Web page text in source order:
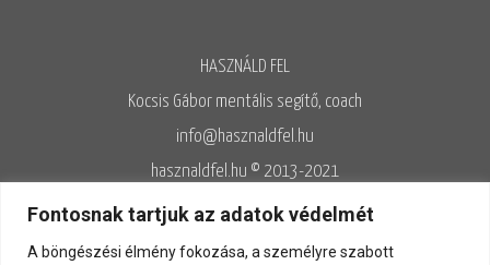
Fontosnak tartjuk az adatok védelmét
A böngészési élmény fokozása, a személyre szabott
HASZNÁLD FEL
Kocsis Gábor mentális segítő, coach
info@hasznaldfel.hu
hasznaldfel.hu © 2013-2021
Írásaim szerzői jogi védelem alatt állnak, felhasználásuk kizárólag az
Adatvédelmi szabályzatnak megfelelően engedélyezett.